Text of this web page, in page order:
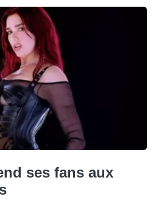
ses fans aux